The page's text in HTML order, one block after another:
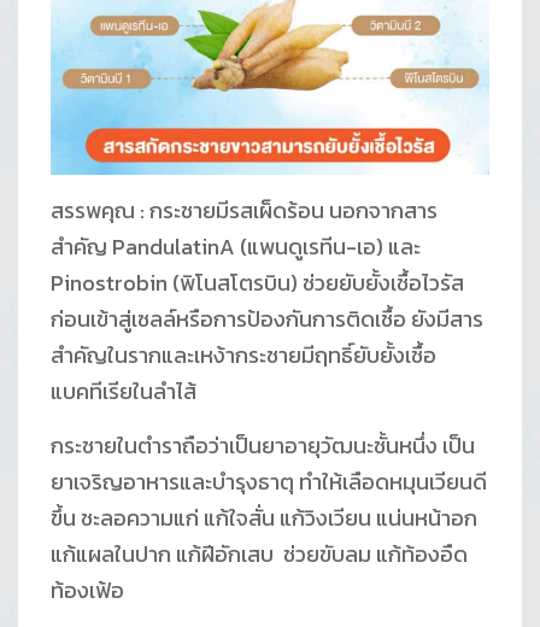
สรรพคุณ : กระชายมีรสเผ็ดร้อน นอกจากสาร
สำคัญ PandulatinA (แพนดูเรทีน-เอ) และ
Pinostrobin (พิโนสโตรบิน) ช่วยยับยั้งเชื้อไวรัส
ก่อนเข้าสู่เซลล์หรือการป้องกันการติดเชื้อ ยังมีสาร
สำคัญในรากและเหง้ากระชายมีฤทธิ์ยับยั้งเชื้อ
แบคทีเรียในลำไส้
กระชายในตำราถือว่าเป็นยาอายุวัฒนะชั้นหนึ่ง เป็น
ยาเจริญอาหารและบำรุงธาตุ ทำให้เลือดหมุนเวียนดี
ขึ้น ชะลอความแก่ แก้ใจสั่น แก้วิงเวียน แน่นหน้าอก
แก้แผลในปาก แก้ฝีอักเสบ ช่วยขับลม แก้ท้องอืด
ท้องเฟ้อ